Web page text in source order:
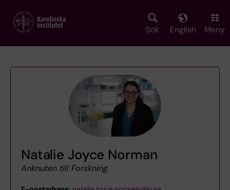
main
Sök English Meny
Natalie Joyce Norman
Anknuten till Forskning